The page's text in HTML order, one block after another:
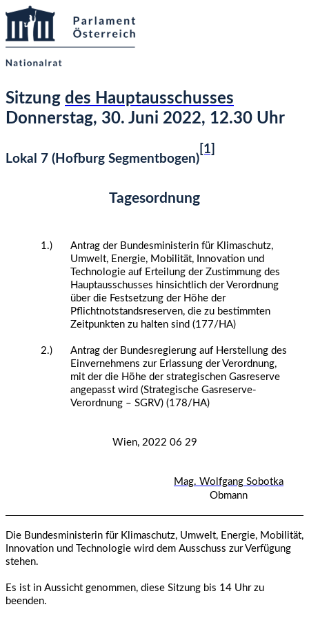
Sitzung des Hauptausschusses
Donnerstag, 30. Juni 2022, 12.30 Uhr
Lokal 7 (Hofburg Segmentbogen)
[1]
Tagesordnung
1.)
Antrag der Bundesministerin für Klimaschutz,
Umwelt, Energie, Mobilität, Innovation und
Technologie auf Erteilung der Zustimmung des
Hauptausschusses hinsichtlich der Verordnung
über die Festsetzung der Höhe der
Pflichtnotstandsreserven, die zu bestimmten
Zeitpunkten zu halten sind (177/HA)
2.)
Antrag der Bundesregierung auf Herstellung des
Einvernehmens zur Erlassung der Verordnung,
mit der die Höhe der strategischen Gasreserve
angepasst wird (Strategische Gasreserve-
Verordnung – SGRV) (178/HA)
Wien, 2022 06 29
Mag. Wolfgang Sobotka
Obmann
Die Bundesministerin für Klimaschutz, Umwelt, Energie, Mobilität,
Innovation und Technologie wird dem Ausschuss zur Verfügung
stehen.
Es ist in Aussicht genommen, diese Sitzung bis 14 Uhr zu
beenden.